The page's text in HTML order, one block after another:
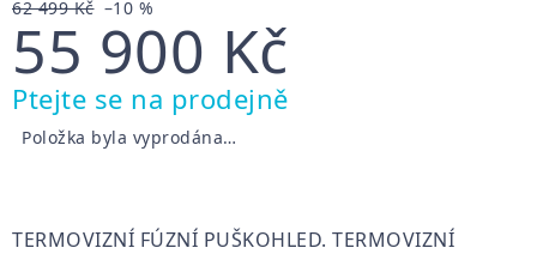
62 499 Kč –10 %
55 900 Kč
Měrná
cena:
Ptejte se na prodejně
Položka byla vyprodána…
TERMOVIZNÍ FÚZNÍ PUŠKOHLED. TERMOVIZNÍ